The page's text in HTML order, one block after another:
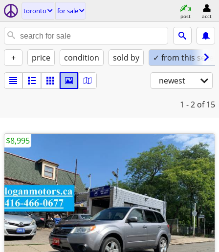
toronto for sale
post acct
+ price condition sold by ✓ from this seller
newest
1 - 2 of 15
$8,995